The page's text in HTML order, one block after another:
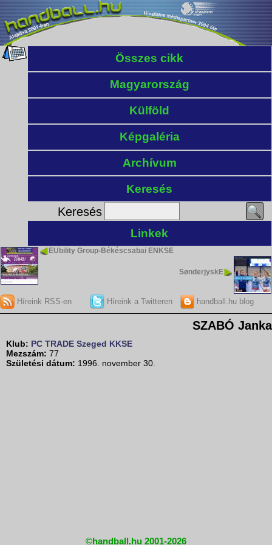
Összes cikk
Magyarország
Külföld
Képgaléria
Archívum
Keresés
Keresés
Linkek
EUbility Group-Békéscsabai ENKSE
SønderjyskE
Híreink RSS-en Híreink a Twitteren handball.hu blog
SZABÓ Janka
Klub: PC TRADE Szeged KKSE
Mezszám: 77
Születési dátum: 1996. november 30.
©handball.hu 2001-2026